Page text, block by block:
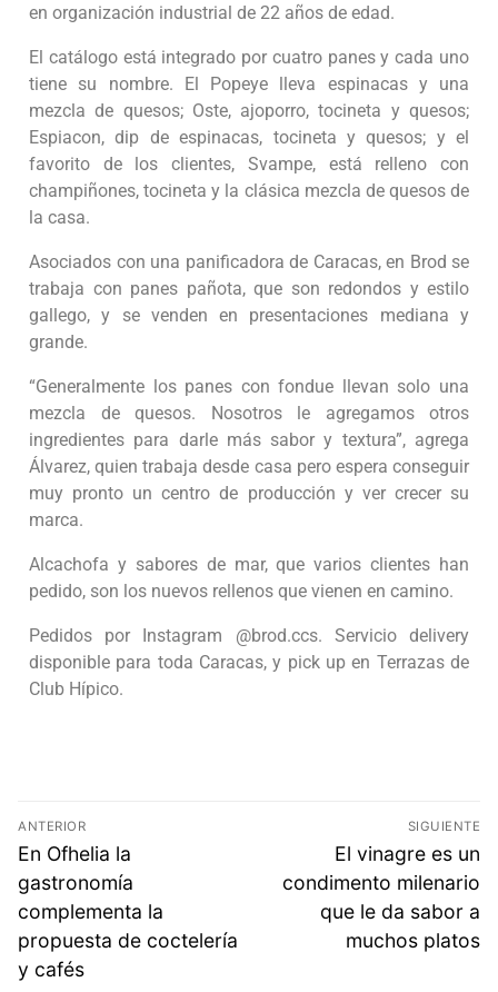
en organización industrial de 22 años de edad.
El catálogo está integrado por cuatro panes y cada uno
tiene su nombre. El Popeye lleva espinacas y una
mezcla de quesos; Oste, ajoporro, tocineta y quesos;
Espiacon, dip de espinacas, tocineta y quesos; y el
favorito de los clientes, Svampe, está relleno con
champiñones, tocineta y la clásica mezcla de quesos de
la casa.
Asociados con una panificadora de Caracas, en Brod se
trabaja con panes pañota, que son redondos y estilo
gallego, y se venden en presentaciones mediana y
grande.
“Generalmente los panes con fondue llevan solo una
mezcla de quesos. Nosotros le agregamos otros
ingredientes para darle más sabor y textura”, agrega
Álvarez, quien trabaja desde casa pero espera conseguir
muy pronto un centro de producción y ver crecer su
marca.
Alcachofa y sabores de mar, que varios clientes han
pedido, son los nuevos rellenos que vienen en camino.
Pedidos por Instagram @brod.ccs. Servicio delivery
disponible para toda Caracas, y pick up en Terrazas de
Club Hípico.
ANTERIOR
En Ofhelia la
gastronomía
complementa la
propuesta de coctelería
y cafés
SIGUIENTE
El vinagre es un
condimento milenario
que le da sabor a
muchos platos